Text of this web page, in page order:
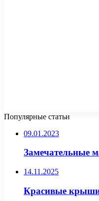
Популярные статьи
09.01.2023
Замечательные
14.11.2025
Красивые крыши